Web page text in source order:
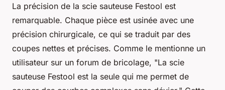
La précision de la scie sauteuse Festool est
remarquable. Chaque pièce est usinée avec une
précision chirurgicale, ce qui se traduit par des
coupes nettes et précises. Comme le mentionne un
utilisateur sur un forum de bricolage, "La scie
sauteuse Festool est la seule qui me permet de